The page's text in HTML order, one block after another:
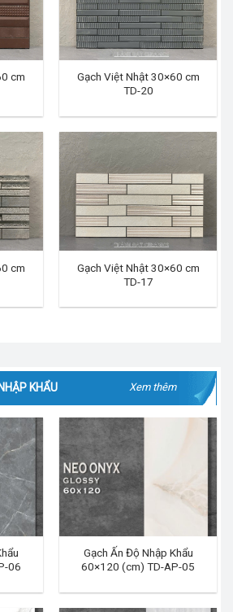
cm
Gạch Việt Nhật 30×60 cm
TD-20
cm
Gạch Việt Nhật 30×60 cm
TD-17
KHẨU Xem thêm
06
Gạch Ấn Độ Nhập Khẩu
60×120 (cm) TD-AP-05